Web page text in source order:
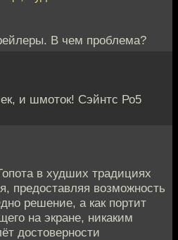
В чем проблема?
и шмоток! Сэйнтс Ро5
в худших традициях
предоставляя возможность
решение, а как портит
на экране, никаким
достоверности